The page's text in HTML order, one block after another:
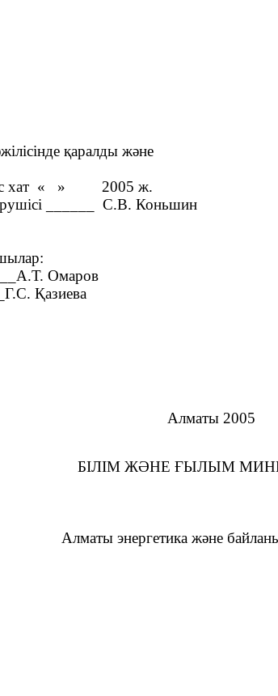
қаралды және
хат « »
2005 ж.
______ С.В. Коньшин
Омаров
Қазиева
Алматы 2005
БІЛІМ ЖӘНЕ ҒЫЛЫМ
Алматы энергетика және